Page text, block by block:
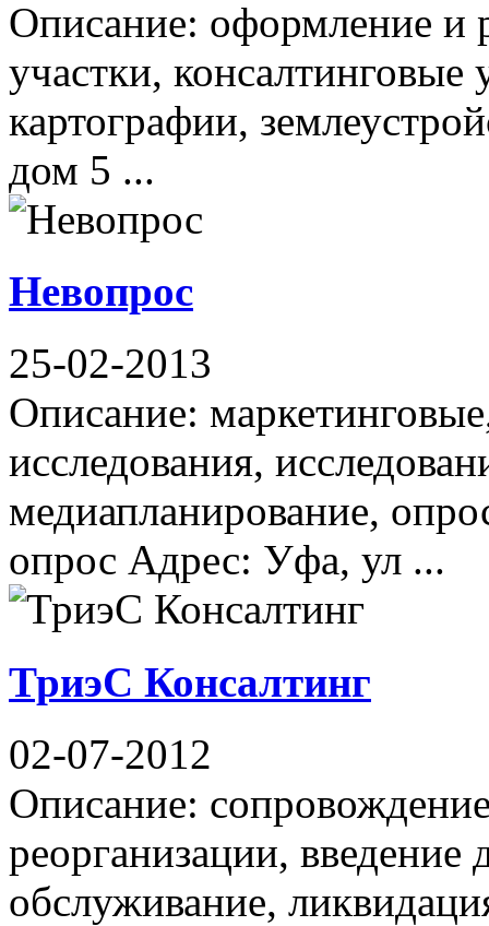
Описание: оформление и
участки, консалтинговые
картографии,
дом 5 ...
Невопрос
25-02-2013
Описание:
исследования,
медиапланирование,
опрос Адрес: Уфа, ул ...
ТриэС Консалтинг
02-07-2012
Описание:
реорганизации, введение
обслуживание,